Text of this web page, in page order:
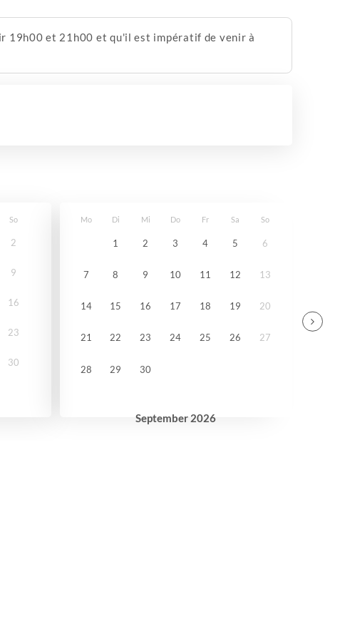
19h00 et 21h00 et qu'il est impératif de venir à
So
2
9
16
23
30
September 2026
Mo Di Mi Do Fr Sa So
1 2 3 4 5 6
7 8 9 10 11 12 13
14 15 16 17 18 19 20
21 22 23 24 25 26 27
28 29 30